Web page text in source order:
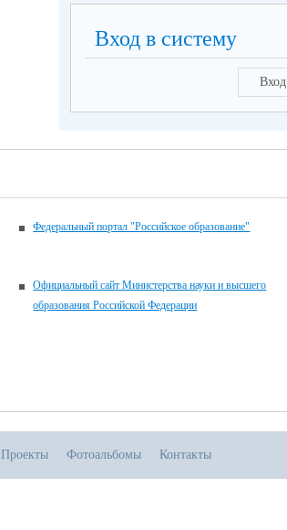
Вход в систему
Вход
Федеральный портал "Российское образование"
Официальный сайт Министерства науки и высшего
образования Российской Федерации
Проекты Фотоальбомы Контакты